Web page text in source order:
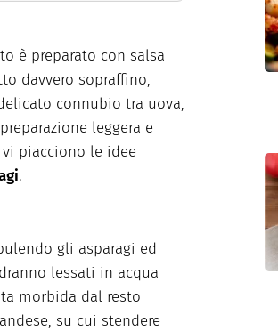
è preparato con salsa
davvero sopraffino,
connubio tra uova,
leggera e
piacciono le idee
.
gli asparagi ed
lessati in acqua
morbida dal resto
su cui stendere